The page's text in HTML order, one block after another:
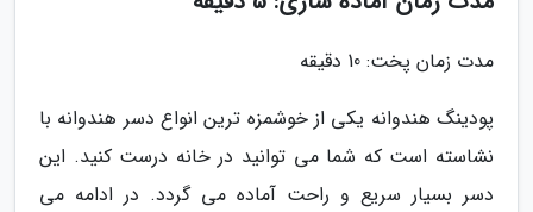
مدت زمان پخت: 10 دقیقه
پودینگ هندوانه یکی از خوشمزه ترین انواع دسر هندوانه با
نشاسته است که شما می توانید در خانه درست کنید. این
دسر بسیار سریع و راحت آماده می گردد. در ادامه می